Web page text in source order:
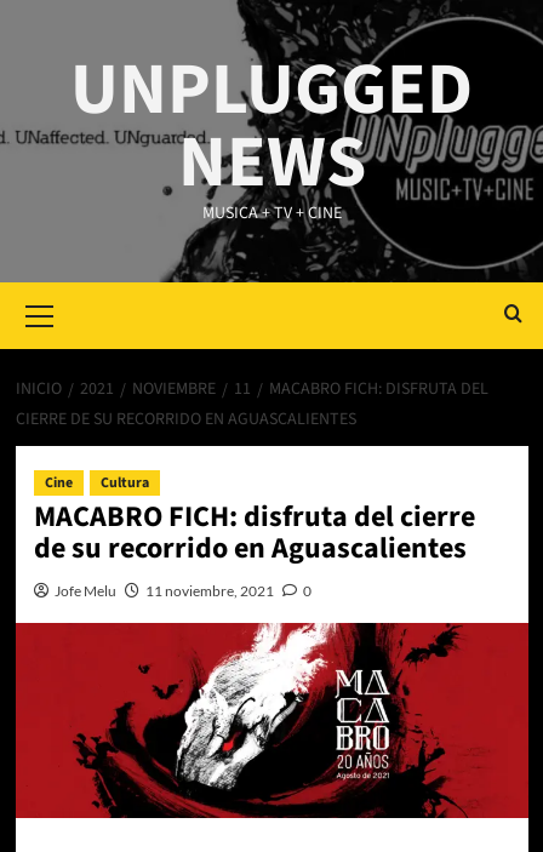
UNPLUGGED
NEWS
MUSICA + TV + CINE
Menu
INICIO 2021 NOVIEMBRE 11
MACABRO FICH: DISFRUTA DEL
CIERRE DE SU RECORRIDO EN AGUASCALIENTES
Cine Cultura
MACABRO FICH: disfruta del cierre
de su recorrido en Aguascalientes
Jofe Melu 11 noviembre, 2021 0